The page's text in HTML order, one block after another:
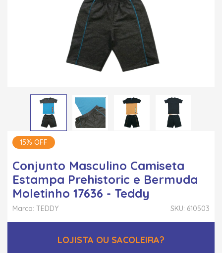
15% OFF
Conjunto Masculino Camiseta
Estampa Prehistoric e Bermuda
Moletinho 17636 - Teddy
SKU: 610503
Marca: TEDDY
LOJISTA OU SACOLEIRA?